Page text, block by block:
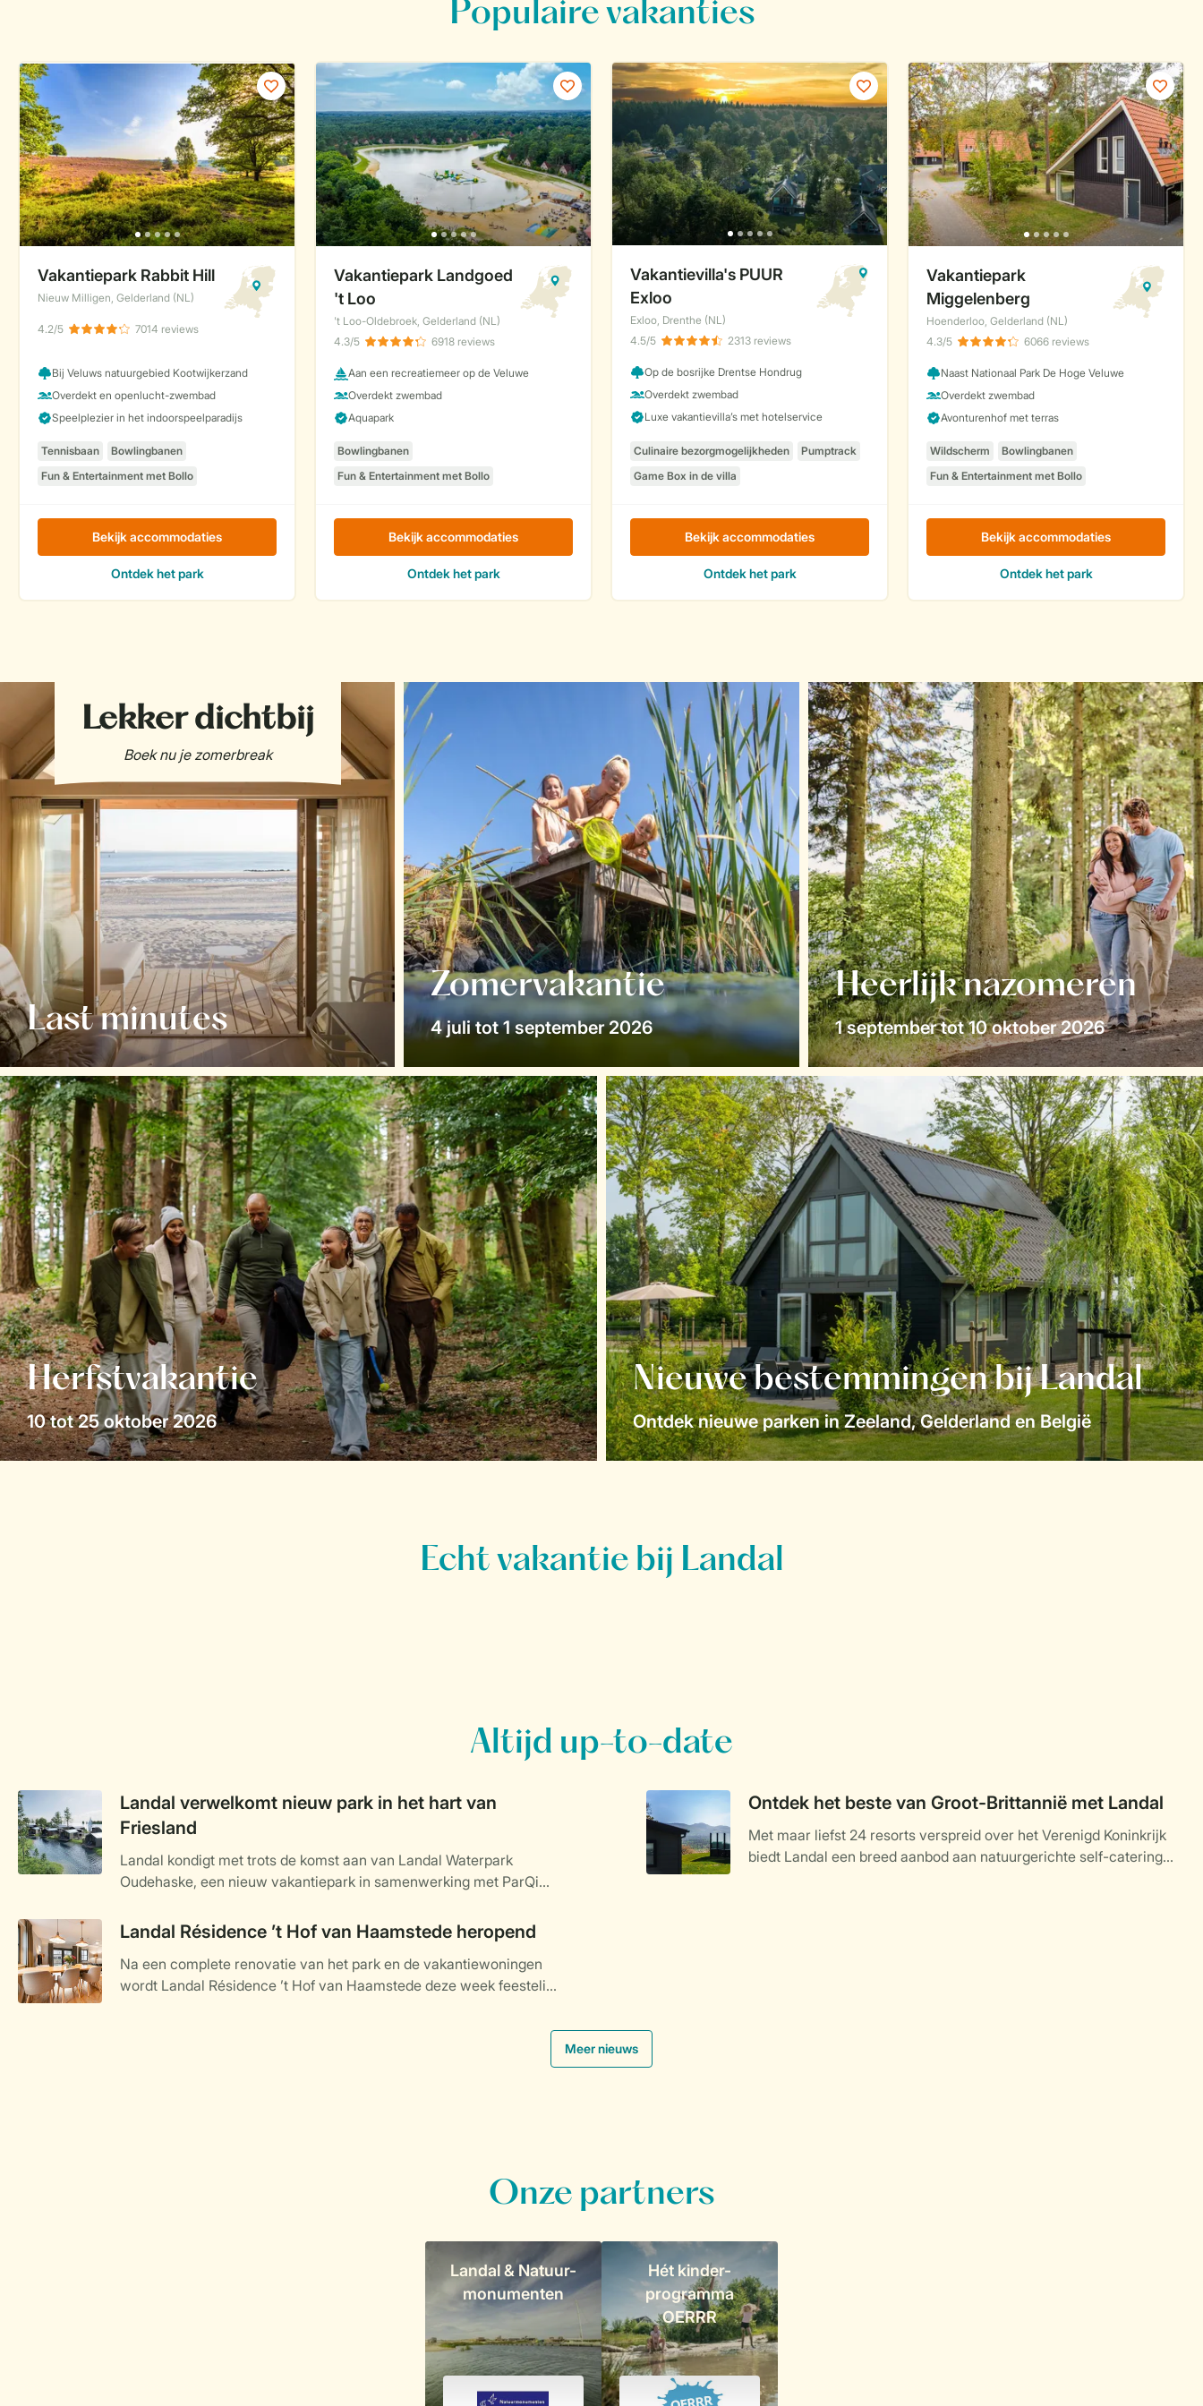
Last minutes
Zomervakantie
4 juli tot 1 september 2026
Heerlijk nazomeren
1 september tot 10 oktober 2026
Herfstvakantie
10 tot 25 oktober 2026
Nieuwe bestemmingen bij Landal
Ontdek nieuwe parken in Zeeland, Gelderland en België
Altijd up-to-date
Landal verwelkomt nieuw park in het hart van
Friesland
Landal kondigt met trots de komst aan van Landal Waterpark
Oudehaske, een nieuw vakantiepark in samenwerking met ParQio,
ligt in het hart van Friesland en staat volledig in het teken staat van
water, natuur en ontspanning. Het kleinschalige park met 60 veelal
aan het water gelegen vakantiewoningen, opent zijn deuren in het
najaar van 2025 en biedt een ideale uitvalsbasis voor
Ontdek het beste van Groot-Brittannië met Landal
Met maar liefst 24 resorts verspreid over het Verenigd Koninkrijk
biedt Landal een breed aanbod aan natuurgerichte self-catering
Landal Résidence ’t Hof van Haamstede heropend
Na een complete renovatie van het park en de vakantiewoningen
wordt Landal Résidence ’t Hof van Haamstede deze week feestelijk
Meer nieuws
Onze partners
Landal & Natuur-
monumenten
Hét kinder-
programma
OERRR